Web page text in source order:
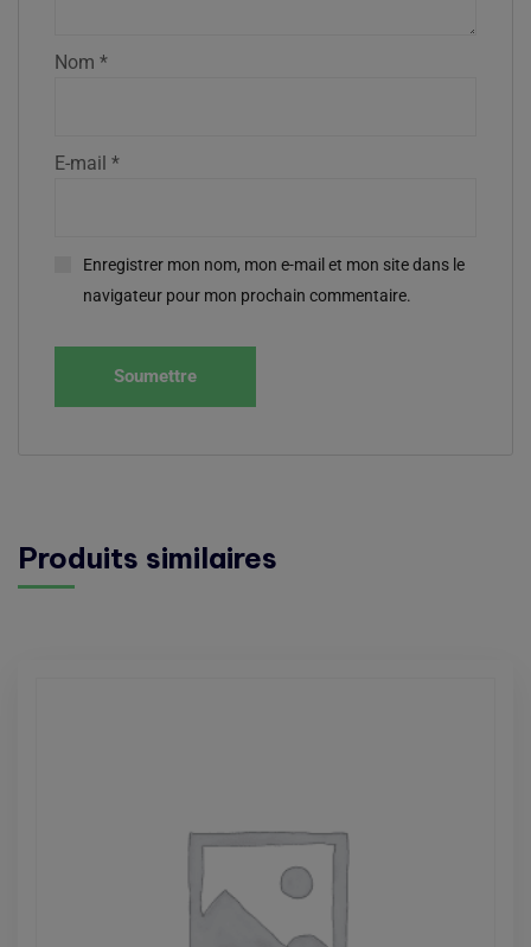
Nom *
E-mail *
Enregistrer mon nom, mon e-mail et mon site dans le
navigateur pour mon prochain commentaire.
Produits similaires